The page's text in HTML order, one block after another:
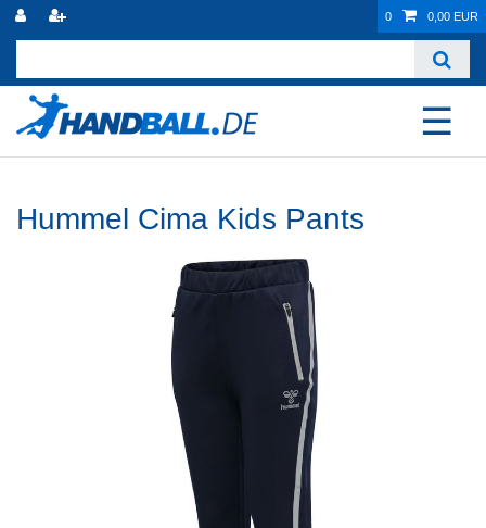
0 0,00 EUR
☰
Hummel Cima Kids Pants